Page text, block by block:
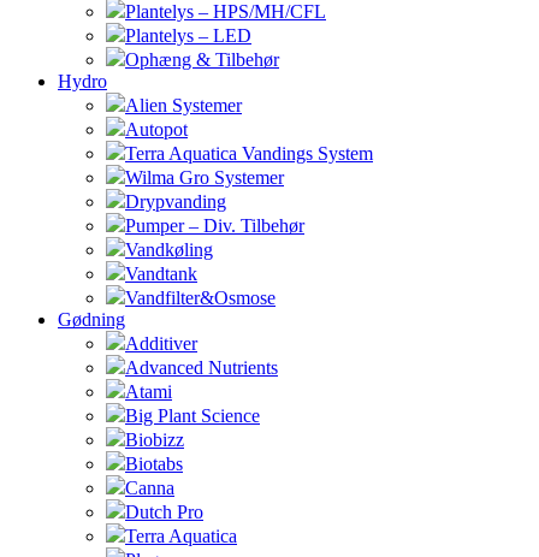
Plantelys – HPS/MH/CFL
Plantelys – LED
Ophæng & Tilbehør
Hydro
Alien Systemer
Autopot
Terra Aquatica Vandings System
Wilma Gro Systemer
Drypvanding
Pumper – Div. Tilbehør
Vandkøling
Vandtank
Vandfilter&Osmose
Gødning
Additiver
Advanced Nutrients
Atami
Big Plant Science
Biobizz
Biotabs
Canna
Dutch Pro
Terra Aquatica